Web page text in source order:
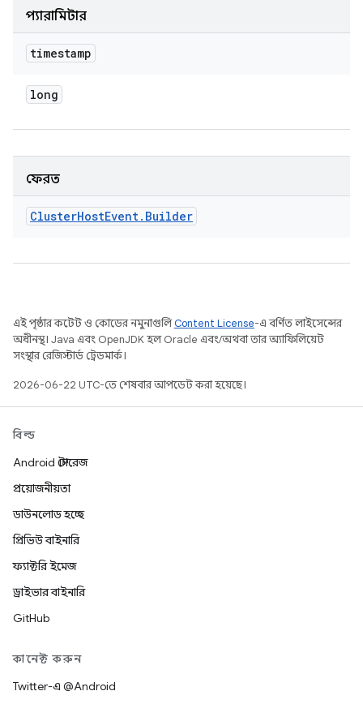
প্যারামিটার
timestamp
long
ফেরত
ClusterHostEvent. Builder
এই পৃষ্ঠার কন্টেন্ট ও কোডের নমুনাগুলিContent License-এ বর্ণিত লাইসেন্সের
অধীনস্থ। Java এবং OpenJDK হল Oracle এবং/অথবা তার অ্যাফিলিয়েট
সংস্থার রেজিস্টার্ড ট্রেডমার্ক।
2026-06-22 UTC-তে শেষবার আপডেট করা হয়েছে।
বিল্ড
Android স্টোরেজ
প্রয়োজনীয়তা
ডাউনলোড হচ্ছে
প্রিভিউ বাইনারি
ফ্যাক্টরি ইমেজ
ড্রাইভার বাইনারি
GitHub
কানেক্ট করুন
Twitter-এ @Android